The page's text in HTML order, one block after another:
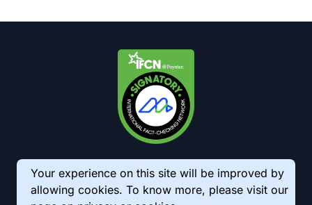
Your experience on this site will be improved by
allowing cookies. To know more, please visit our